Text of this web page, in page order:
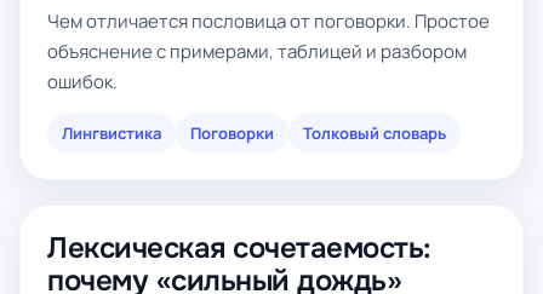
Чем отличается пословица от поговорки. Простое
объяснение с примерами, таблицей и разбором
ошибок.
Лингвистика Поговорки Толковый словарь
Лексическая сочетаемость:
почему «сильный дождь»